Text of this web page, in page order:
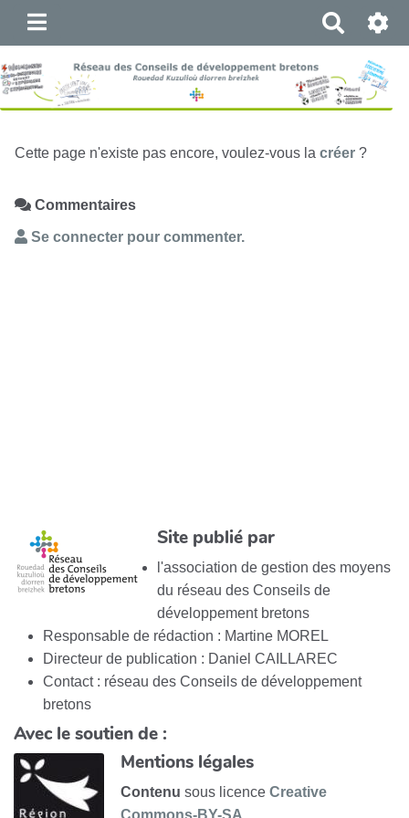
e
h
e
c
Cette page n'existe pas encore, voulez-vous la créer ?
Commentaires
Se connecter pour commenter.
Site publié par
l'association de gestion des moyens
du réseau des Conseils de
développement bretons
Responsable de rédaction : Martine MOREL
Directeur de publication : Daniel CAILLAREC
Contact : réseau des Conseils de développement
bretons
Avec le soutien de :
Mentions légales
Contenu sous licence Creative